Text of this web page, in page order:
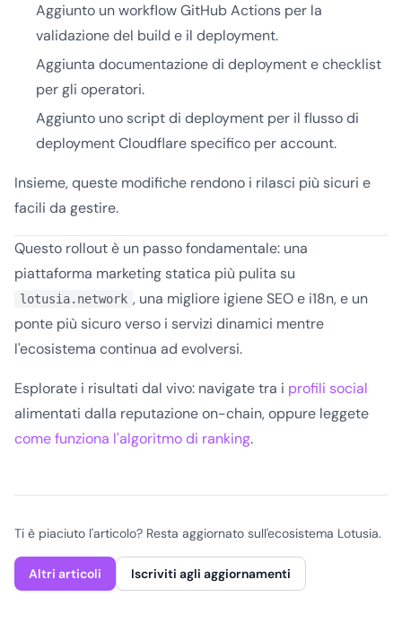
Aggiunto un workflow GitHub Actions per la
validazione del build e il deployment.
Aggiunta documentazione di deployment e checklist
per gli operatori.
Aggiunto uno script di deployment per il flusso di
deployment Cloudflare specifico per account.
Insieme, queste modifiche rendono i rilasci più sicuri e
facili da gestire.
Questo rollout è un passo fondamentale: una
piattaforma marketing statica più pulita su
lotusia.network , una migliore igiene SEO e i18n, e un
ponte più sicuro verso i servizi dinamici mentre
l'ecosistema continua ad evolversi.
Esplorate i risultati dal vivo: navigate tra i profili social
alimentati dalla reputazione on-chain, oppure leggete
come funziona l'algoritmo di ranking.
Ti è piaciuto l'articolo? Resta aggiornato sull'ecosistema Lotusia.
Altri articoli Iscriviti agli aggiornamenti